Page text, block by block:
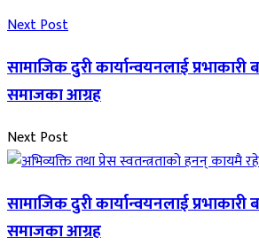
Next Post
सामाजिक दुरी कार्यान्वयनलाई प्रभाकारी
समाजका आग्रह
Next Post
सामाजिक दुरी कार्यान्वयनलाई प्रभाकारी
समाजका आग्रह